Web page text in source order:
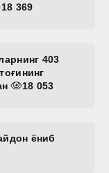
18 369
403
18 053
ёниб